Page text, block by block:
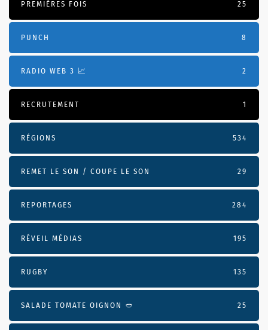
PREMIÈRES FOIS 25
PUNCH 8
RADIO WEB 3 📈 2
RECRUTEMENT 1
RÉGIONS 534
REMET LE SON / COUPE LE SON 29
REPORTAGES 284
RÉVEIL MÉDIAS 195
RUGBY 135
SALADE TOMATE OIGNON 🥙 25